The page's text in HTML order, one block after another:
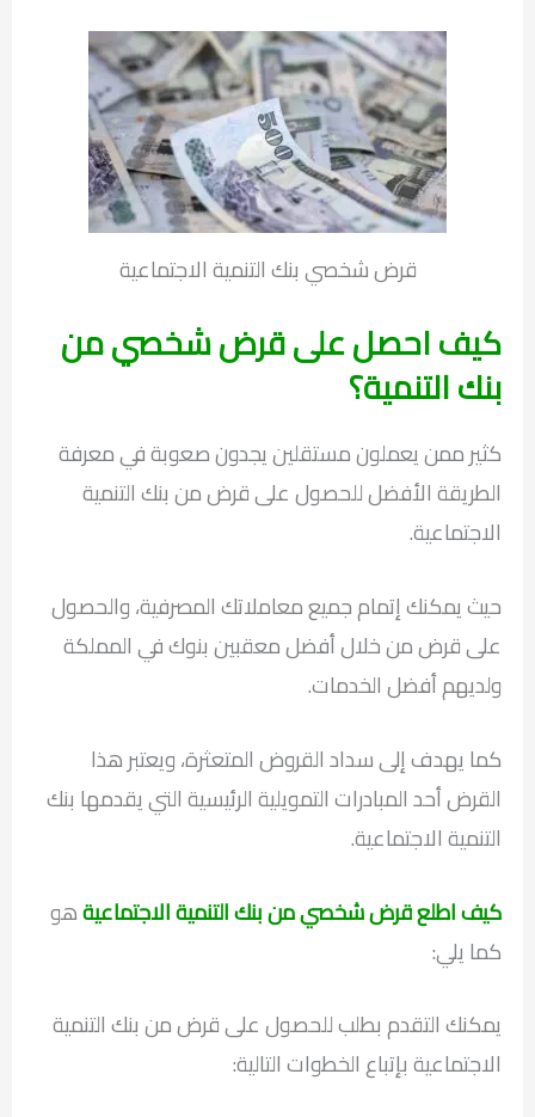
قرض شخصي بنك التنمية الاجتماعية
كيف احصل على قرض شخصي من
بنك التنمية؟
كثير ممن يعملون مستقلين يجدون صعوبة في معرفة
الطريقة الأفضل للحصول على قرض من بنك التنمية
الاجتماعية.
حيث يمكنك إتمام جميع معاملاتك المصرفية، والحصول
على قرض من خلال أفضل معقبين بنوك في المملكة
ولديهم أفضل الخدمات.
كما يهدف إلى سداد القروض المتعثرة، ويعتبر هذا
القرض أحد المبادرات التمويلية الرئيسية التي يقدمها بنك
التنمية الاجتماعية.
كيف اطلع قرض شخصي من بنك التنمية الاجتماعيةهو
كما يلي:
يمكنك التقدم بطلب للحصول على قرض من بنك التنمية
الاجتماعية بإتباع الخطوات التالية: